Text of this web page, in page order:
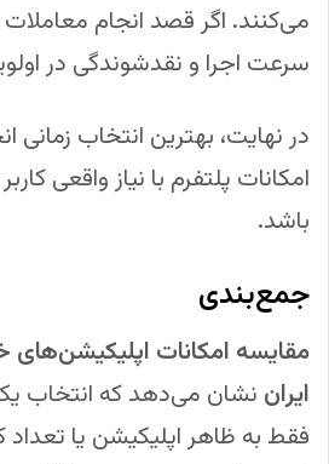
می‌کنند. اگر قصد انجام معاملات
سرعت اجرا و نقدشوندگی در
در نهایت، بهترین انتخاب
امکانات پلتفرم با نیاز واقعی
باشد.
جمع‌بندی
مقایسه امکانات اپلیکیشن‌های
ایران نشان می‌دهد که انتخاب
فقط به ظاهر اپلیکیشن یا تعداد